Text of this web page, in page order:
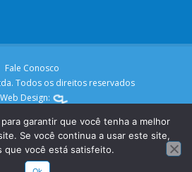
Fale Conosco
Todos os direitos reservados
Web Design:
garantir que você tenha a melhor
Se você continua a usar este site,
que você está satisfeito.